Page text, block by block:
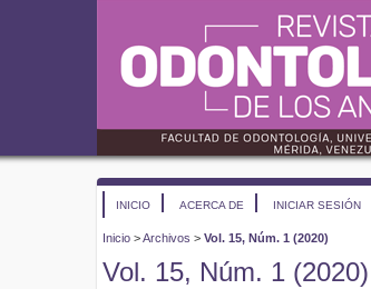
INICIO ACERCA DE INICIAR SESIÓN
Inicio >Archivos > Vol. 15, Núm. 1 (2020)
Vol. 15, Núm. 1 (2020)